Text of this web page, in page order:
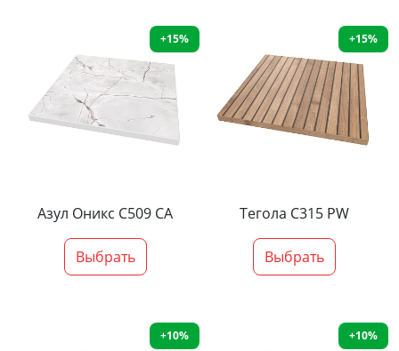
+15%
Азул Оникс С509 СА
Выбрать
+15%
Тегола С315 PW
Выбрать
+10% +10%